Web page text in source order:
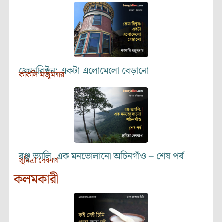
ফ্রেডারিক্টন: একটা এলোমেলো বেড়ানো
কাকলি মজুমদার
রঞ্জু ভ্যালি, এক মনভোলানো অচিনগাঁও – শেষ পর্ব
সুমিত্রা দেবনাথ
কলমকারী